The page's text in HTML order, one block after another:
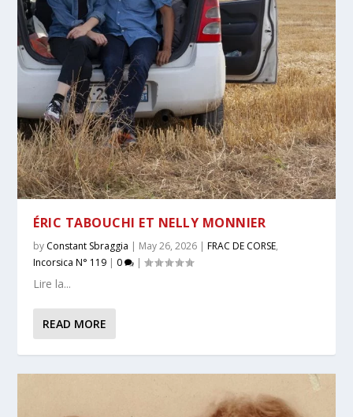
ÉRIC TABOUCHI ET NELLY MONNIER
by Constant Sbraggia | May 26, 2026 |FRAC DE CORSE,
Incorsica N° 119 | 0 |
Lire la...
READ MORE